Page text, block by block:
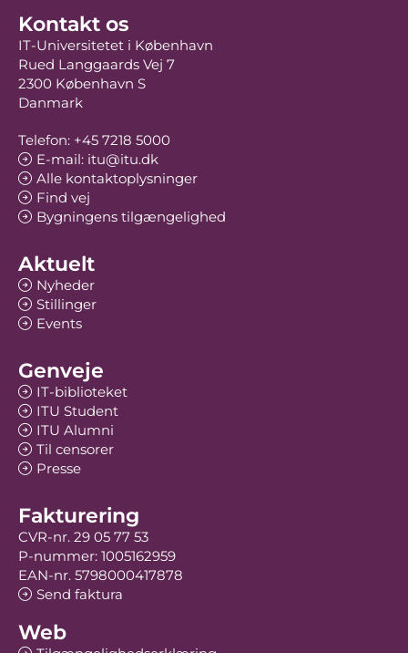
Kontakt os
IT-Universitetet i København
Rued Langgaards Vej 7
2300 København S
Danmark
Telefon: +45 7218 5000
E-mail: itu@itu.dk
Alle kontaktoplysninger
Find vej
Bygningens tilgængelighed
Aktuelt
Nyheder
Stillinger
Events
Genveje
IT-biblioteket
ITU Student
ITU Alumni
Til censorer
Presse
Fakturering
CVR-nr. 29 05 77 53
P-nummer: 1005162959
EAN-nr. 5798000417878
Send faktura
Web